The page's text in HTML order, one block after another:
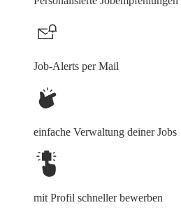
Job-Alerts per Mail
einfache Verwaltung deiner Jobs
mit Profil schneller bewerben